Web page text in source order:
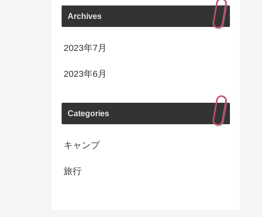
Archives
2023年7月
2023年6月
Categories
キャンプ
旅行